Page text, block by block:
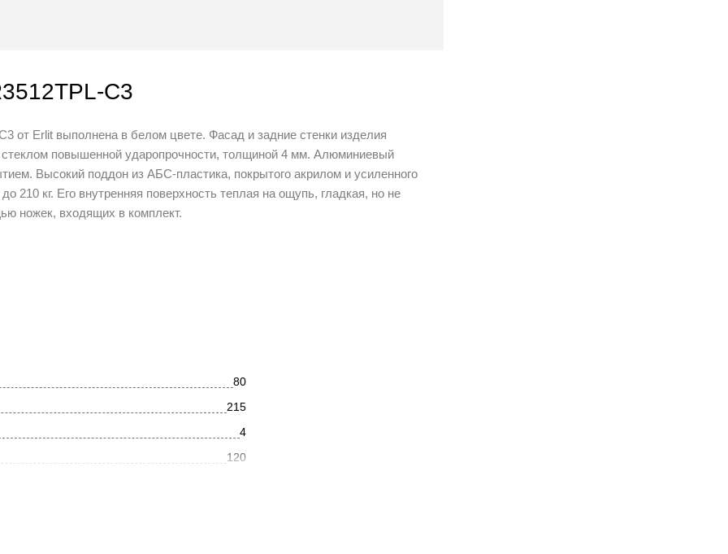
C3
от Erlit выполнена в белом цвете. Фасад и задние стенки изделия
повышенной ударопрочности, толщиной 4 мм. Алюминиевый
Высокий поддон из АБС-пластика, покрытого акрилом и усиленного
кг. Его внутренняя поверхность теплая на ощупь, гладкая, но не
ножек, входящих в комплект.
и вмонтированным в потолок тропическим.
с заглушкой, которая открывает и закрывает сливное отверстие.
80
215
4
120